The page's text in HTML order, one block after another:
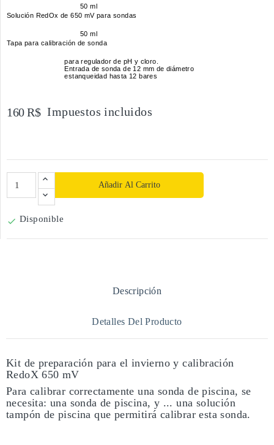
50 ml
Solución RedOx de 650 mV para sondas
50 ml
Tapa para calibración de sonda
para regulador de pH y cloro.
Entrada de sonda de 12 mm de diámetro
estanqueidad hasta 12 bares
160 R$ Impuestos incluidos
Añadir Al Carrito
 Disponible
Descripción
Detalles Del Producto
Kit de preparación para el invierno y calibración
RedoX 650 mV
Para calibrar correctamente una sonda de piscina, se
necesita: una sonda de piscina, y ... una solución
tampón de piscina que permitirá calibrar esta sonda.